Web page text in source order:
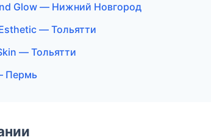
Glow — Нижний Новгород
— Тольятти
— Тольятти
Пермь